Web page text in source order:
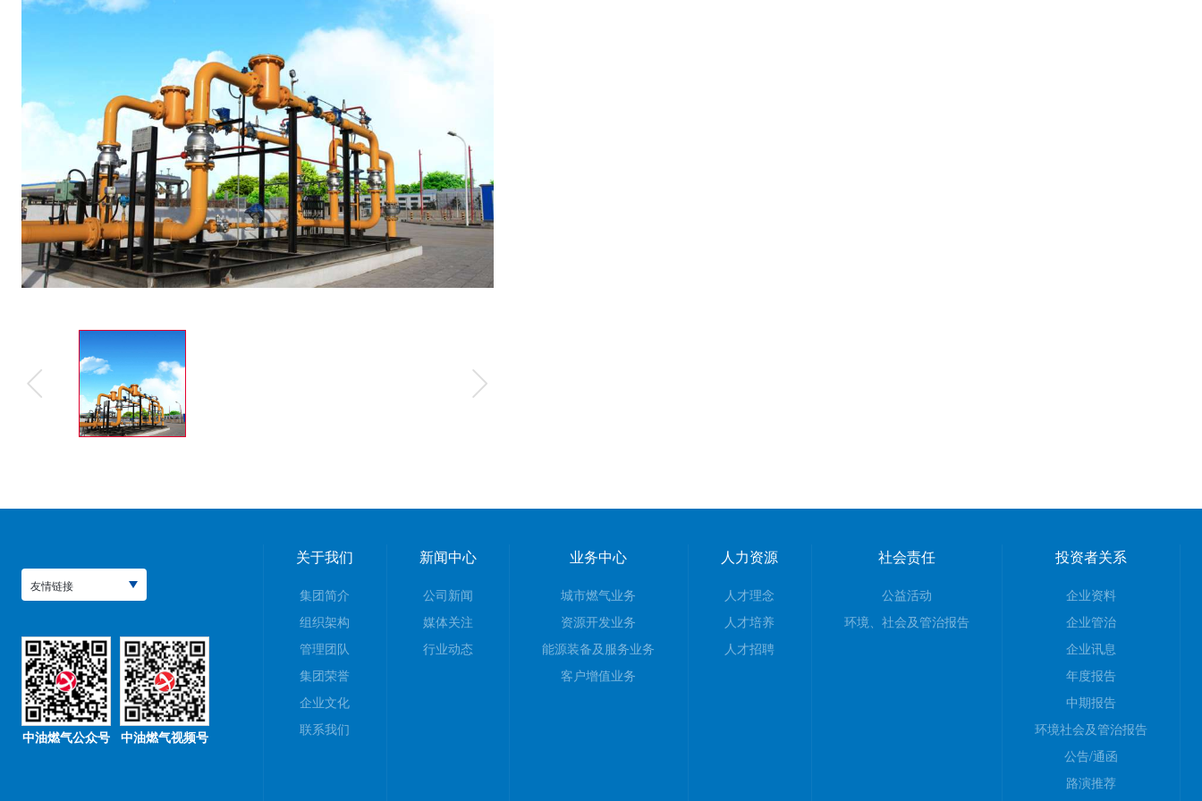
友情链接
中油燃气公众号 中油燃气视频号
关于我们
集团简介
组织架构
管理团队
集团荣誉
企业文化
联系我们
新闻中心
公司新闻
媒体关注
行业动态
业务中心
城市燃气业务
资源开发业务
能源装备及服务业务
客户增值业务
人力资源
人才理念
人才培养
人才招聘
社会责任
公益活动
环境、社会及管治报告
投资者关系
企业资料
企业管治
企业讯息
年度报告
中期报告
环境社会及管治报告
公告/通函
路演推荐